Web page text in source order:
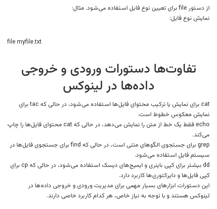
از دستور file برای تعیین نوع فایل استفاده می‌شود. مثال:
نمایش نوع فایل:
file myfile.txt
تفاوت‌ها دستورات ورودی و خروجی
داده‌ها در لینوکس
cat برای نمایش یا ترکیب محتوای فایل‌ها استفاده می‌شود، در حالی که tac برای
نمایش معکوس خطوط است.
echo فقط یک خط از متن را نمایش می‌دهد، در حالی که cat محتوای فایل‌ها را چاپ
می‌کند.
grep برای جستجوی الگوهای متنی است، در حالی که find برای جستجوی فایل‌ها در
سیستم فایل استفاده می‌شود.
dd بیشتر برای کپی باینری و ایمیج‌های دیسک استفاده می‌شود، در حالی که cp برای
کپی فایل‌ها و دایرکتوری‌ها کاربرد دارد.
این دستورات ابزارهای بسیار مهمی برای مدیریت ورودی و خروجی داده‌ها در
لینوکس هستند و با توجه به نیاز خاص، هر کدام کاربرد خاصی دارند.